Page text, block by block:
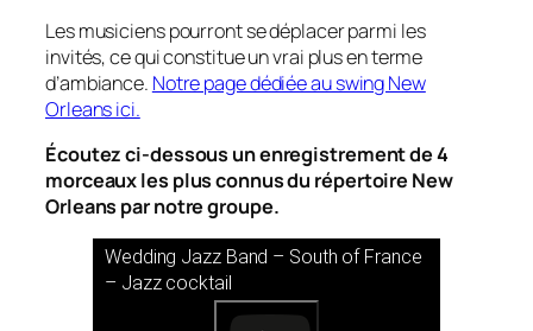
Les musiciens pourront se déplacer parmi les
invités, ce qui constitue un vrai plus en terme
d’ambiance. Notre page dédiée au swing New
Orleans ici.
Écoutez ci-dessous un enregistrement de 4
morceaux les plus connus du répertoire New
Orleans par notre groupe.
Wedding Jazz Band – South of France
– Jazz cocktail